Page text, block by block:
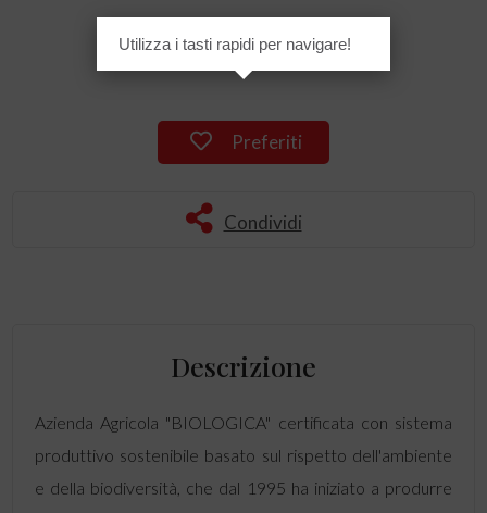
80.000 mq
Preferiti
Condividi
Descrizione
Azienda Agricola "BIOLOGICA" certificata con sistema
produttivo sostenibile basato sul rispetto dell'ambiente
e della biodiversità, che dal 1995 ha iniziato a produrre
Utilizza i tasti rapidi per navigare!